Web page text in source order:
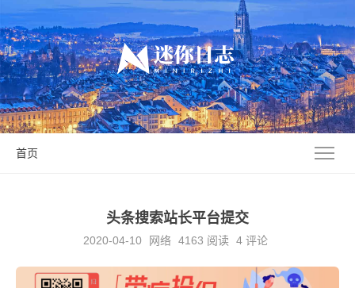
首页
头条搜索站长平台提交
2020-04-10 网络 4163 阅读 4 评论